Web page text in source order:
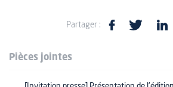
Partager :
Pièces jointes